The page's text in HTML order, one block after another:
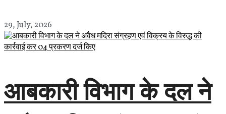
29, July, 2026
आबकारी विभाग के दल ने